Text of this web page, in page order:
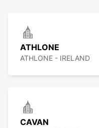
ATHLONE
ATHLONE - IRELAND
CAVAN